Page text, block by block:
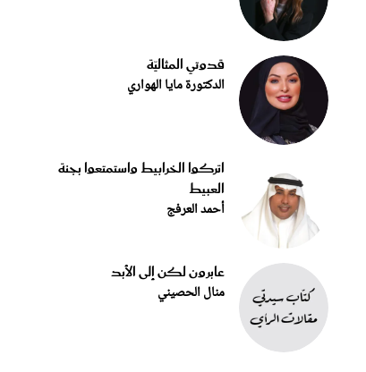
قدوتي المثاليّة
الدكتورة مايا الهواري
اتركوا الخرابيط واستمتعوا بجنة
العبيط
أحمد العرفج
عابرون لكن إلى الأبد
منال الحصيني